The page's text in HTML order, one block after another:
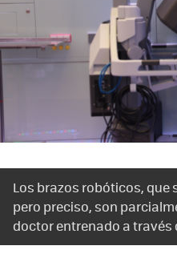
Los brazos robóticos, que
pero preciso, son
doctor entrenado a través